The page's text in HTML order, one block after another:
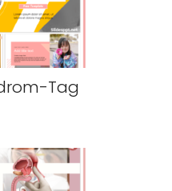
Tag